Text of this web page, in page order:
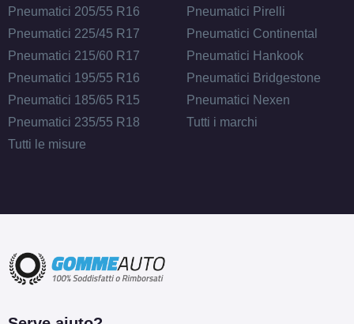
Pneumatici 205/55 R16
Pneumatici 225/45 R17
Pneumatici 215/60 R17
Pneumatici 195/55 R16
Pneumatici 185/65 R15
Pneumatici 235/55 R18
Tutti le misure
Pneumatici Pirelli
Pneumatici Continental
Pneumatici Hankook
Pneumatici Bridgestone
Pneumatici Nexen
Tutti i marchi